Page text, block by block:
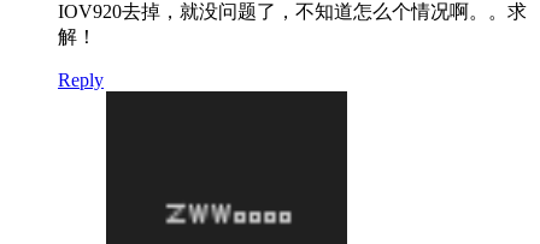
IOV920去掉，就没问题了，不知道怎么个情况啊。。求
解！
Reply